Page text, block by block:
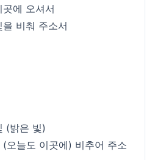
에 오셔서
비춰 주소서
(밝은 빛)
오늘도 이곳에) 비추어 주소